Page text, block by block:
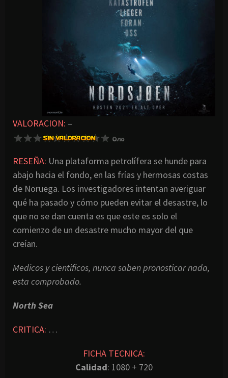
VALORACION: –
RESEÑA: Una plataforma petrolífera se hunde para
abajo hacia el fondo, en las frías y hermosas costas
de Noruega. Los investigadores intentan averiguar
qué ha pasado y cómo pueden evitar el desastre, lo
que no se dan cuenta es que este es solo el
comienzo de un desastre mucho mayor del que
creían.
Medicos y cientificos, nunca saben pronosticar nada,
esta comprobado.
North Sea
CRITICA: …
FICHA TECNICA:
Calidad: 1080 + 720